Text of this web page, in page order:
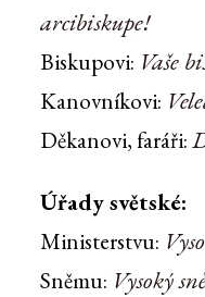
arcibiskupe!
Biskupovi: Vaše
Kanovníkovi:
Děkanovi, faráři:
Úřady světské:
Ministerstvu:
Sněmu: Vysoký